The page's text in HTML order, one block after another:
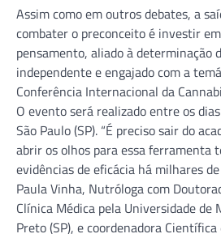
Assim como em outros debates, a
combater o preconceito é investir
pensamento, aliado à determinação
independente e engajado com a
Conferência Internacional da
O evento será realizado entre os
São Paulo (SP). “É preciso sair do
abrir os olhos para essa ferramenta
evidências de eficácia há milhares de
Paula Vinha, Nutróloga com
Clínica Médica pela Universidade de
Preto (SP), e coordenadora Científica